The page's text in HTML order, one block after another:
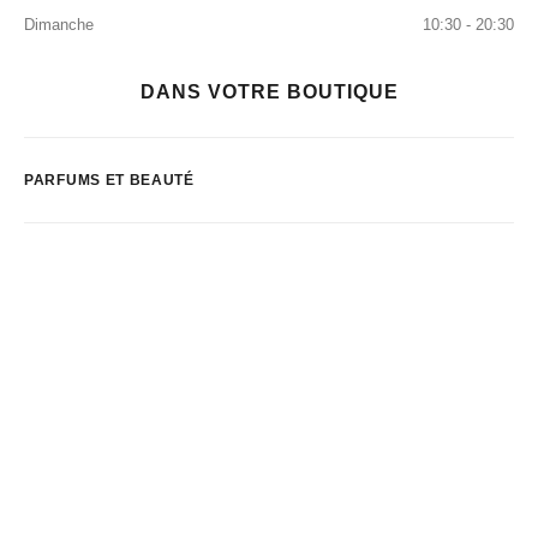
Dimanche
10:30 - 20:30
DANS VOTRE BOUTIQUE
PARFUMS ET BEAUTÉ